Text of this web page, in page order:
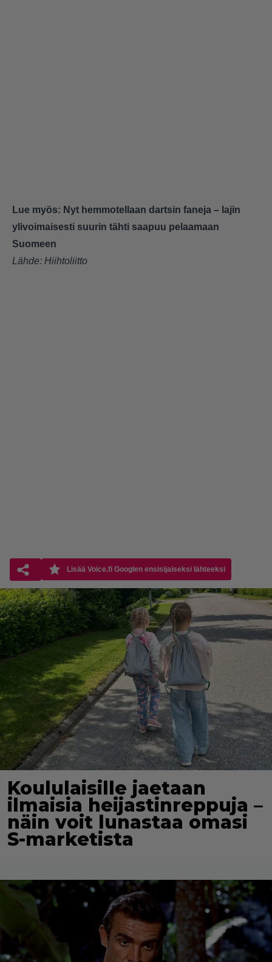
Lue myös: Nyt hemmotellaan dartsin faneja – lajin
ylivoimaisesti suurin tähti saapuu pelaamaan
Suomeen
Lähde: Hiihtoliitto
Lisää Voice.fi Googlen ensisijaiseksi lähteeksi
Koululaisille jaetaan
ilmaisia heijastinreppuja –
näin voit lunastaa omasi
S-marketista